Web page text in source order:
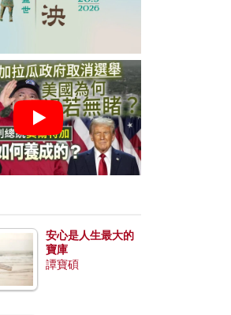
安心是人生最大的
寶庫
譚寶碩